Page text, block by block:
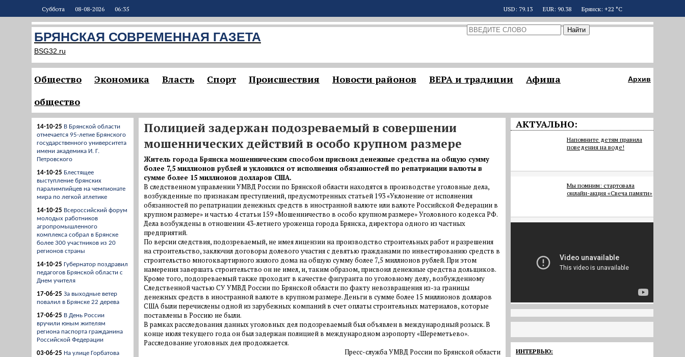
Суббота 08-08-2026 06:35 USD: 79.13 EUR: 90.38 Брянск: +22 °С
БРЯНСКАЯ СОВРЕМЕННАЯ ГАЗЕТА
BSG32.ru
Общество Экономика Власть Спорт Происшествия Новости районов ВЕРА и традиции
Афиша
общество
Архив
14-10-25 В Брянской области
отмечается 95-летие Брянского
государственного университета
имени академика И. Г.
Петровского
14-10-25 Блестящее
выступление брянских
паралимпийцев на чемпионате
мира по легкой атлетике
14-10-25 Всероссийский форум
молодых работников
агропромышленного
комплекса собрал в Брянске
более 300 участников из 20
регионов страны
14-10-25 Губернатор поздравил
педагогов Брянской области с
Днем учителя
17-06-25 За выходные ветер
повалил в Брянске 22 дерева
17-06-25 В День России
вручили юным жителям
региона паспорта гражданина
Российской Федерации
03-06-25 На улице Горбатова
Полицией задержан подозреваемый в совершении
мошеннических действий в особо крупном размере
Житель города Брянска мошенническим способом присвоил денежные средства на общую сумму
более 7,5 миллионов рублей и уклонился от исполнения обязанностей по репатриации валюты в
сумме более 15 миллионов долларов США.
В следственном управлении УМВД России по Брянской области находятся в производстве уголовные дела,
возбужденные по признакам преступлений, предусмотренных статьей 193 «Уклонение от исполнения
обязанностей по репатриации денежных средств в иностранной валюте или валюте Российской Федерации в
крупном размере» и частью 4 статьи 159 «Мошенничество в особо крупном размере» Уголовного кодекса РФ.
Дела возбуждены в отношении 43-летнего уроженца города Брянска, директора одного из частных
предприятий.
По версии следствия, подозреваемый, не имея лицензии на производство строительных работ и разрешения
на строительство, заключил договоры долевого участия с девятью гражданами по инвестированию средств в
строительство многоквартирного жилого дома на общую сумму более 7,5 миллионов рублей. При этом
намерения завершать строительство он не имел, и, таким образом, присвоил денежные средства дольщиков.
Кроме того, подозреваемый также проходит в качестве фигуранта по уголовному делу, возбужденному
Следственной частью СУ УМВД России по Брянской области по факту невозвращения из-за границы
денежных средств в иностранной валюте в крупном размере. Деньги в сумме более 15 миллионов долларов
США были перечислены одной из зарубежных компаний в счет оплаты строительных материалов, которые
поставлены в Россию не были.
В рамках расследования данных уголовных дел подозреваемый был объявлен в международный розыск. В
конце июля текущего года он был задержан полицией в международном аэропорту «Шереметьево».
Расследование уголовных дел продолжается.
Пресс-служба УМВД России по Брянской области
АКТУАЛЬНО:
Напомните детям правила
поведения на воде!
Мы помним: стартовала
онлайн-акция «Свеча памяти»
ИНТЕРВЬЮ: